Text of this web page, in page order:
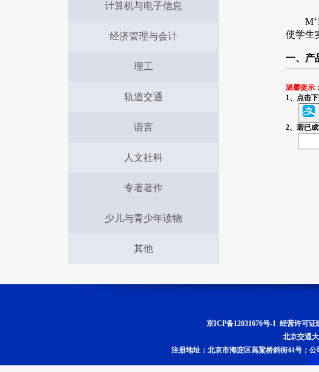
计算机与电子信息
经济管理与会计
理工
轨道交通
语言
人文社科
专著著作
少儿与青少年读物
其他
M+
使学生
一、产
温馨提示
1、点击
2、若已
京ICP备12031676号-1经营许可证
北京交通
注册地址：北京市海淀区高粱桥斜街44号；